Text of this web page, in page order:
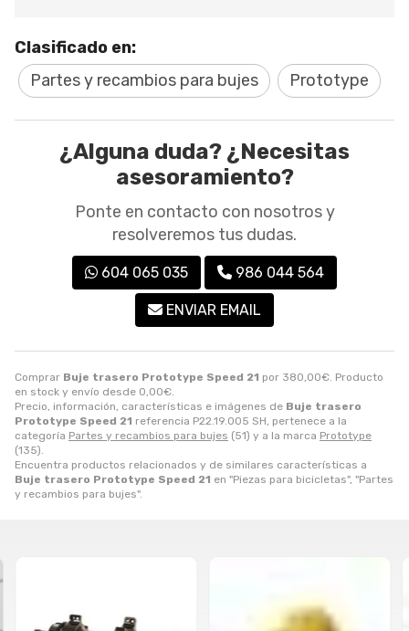
Comprar Buje trasero Prototype Speed 21 por 380,00€. Producto
en stock y envío desde 0,00€.
Precio, información, características e imágenes de Buje trasero
Prototype Speed 21 referencia P22.19.005 SH, pertenece a la
categoría Partes y recambios para bujes (51) y a la marca Prototype
(135).
Encuentra productos relacionados y de similares características a
Buje trasero Prototype Speed 21 en "Piezas para bicicletas", "Partes
y recambios para bujes".
Clasificado en:
Partes y recambios para bujes
Prototype
¿Alguna duda? ¿Necesitas
asesoramiento?
Ponte en contacto con nosotros y
resolveremos tus dudas.
604 065 035 986 044 564
ENVIAR EMAIL